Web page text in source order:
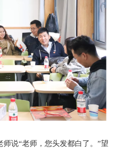
说“老师，您头发都白了。”望